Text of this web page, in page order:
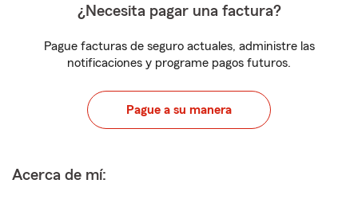
¿Necesita pagar una factura?
Pague facturas de seguro actuales, administre las
notificaciones y programe pagos futuros.
Pague a su manera
Acerca de mí: